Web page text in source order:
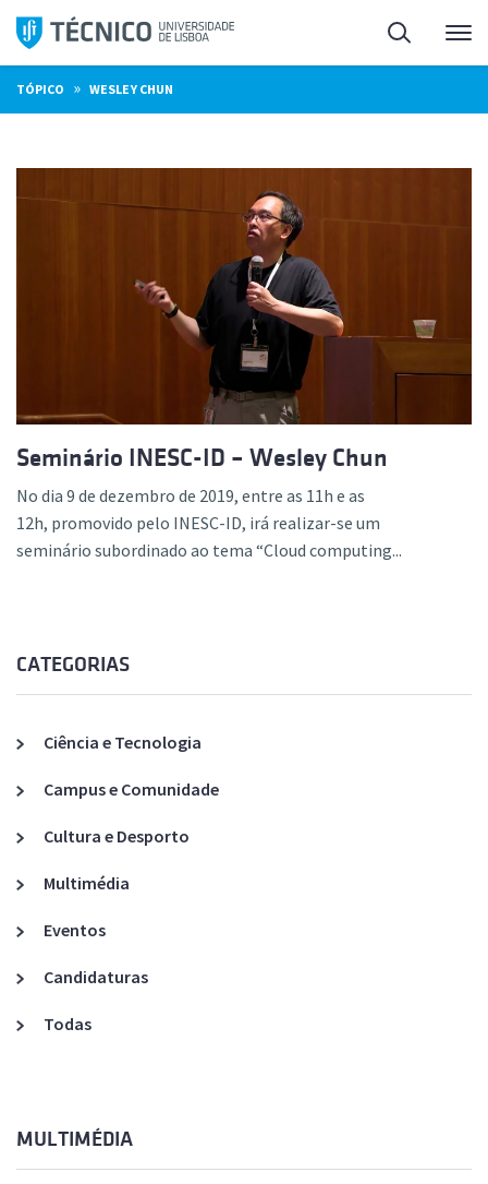
Saltar
para
o
conteúdo
Pesquisa
TÓPICO » WESLEY CHUN
Seminário INESC-ID – Wesley Chun
No dia 9 de dezembro de 2019, entre as 11h e as
12h, promovido pelo INESC-ID, irá realizar-se um
seminário subordinado ao tema “Cloud computing...
CATEGORIAS
Ciência e Tecnologia
Campus e Comunidade
Cultura e Desporto
Multimédia
Eventos
Candidaturas
Todas
MULTIMÉDIA